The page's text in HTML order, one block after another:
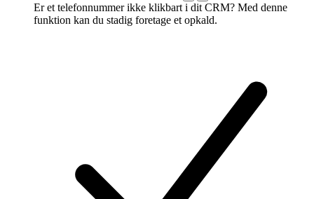
Er et telefonnummer ikke klikbart i dit CRM? Med denne
funktion kan du stadig foretage et opkald.